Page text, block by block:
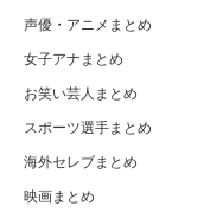
声優・アニメまとめ
女子アナまとめ
お笑い芸人まとめ
スポーツ選手まとめ
海外セレブまとめ
映画まとめ